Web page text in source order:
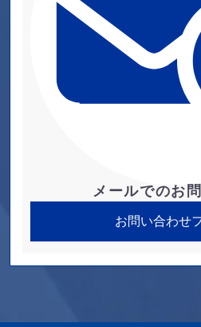
メールでのお
お問い合わせ